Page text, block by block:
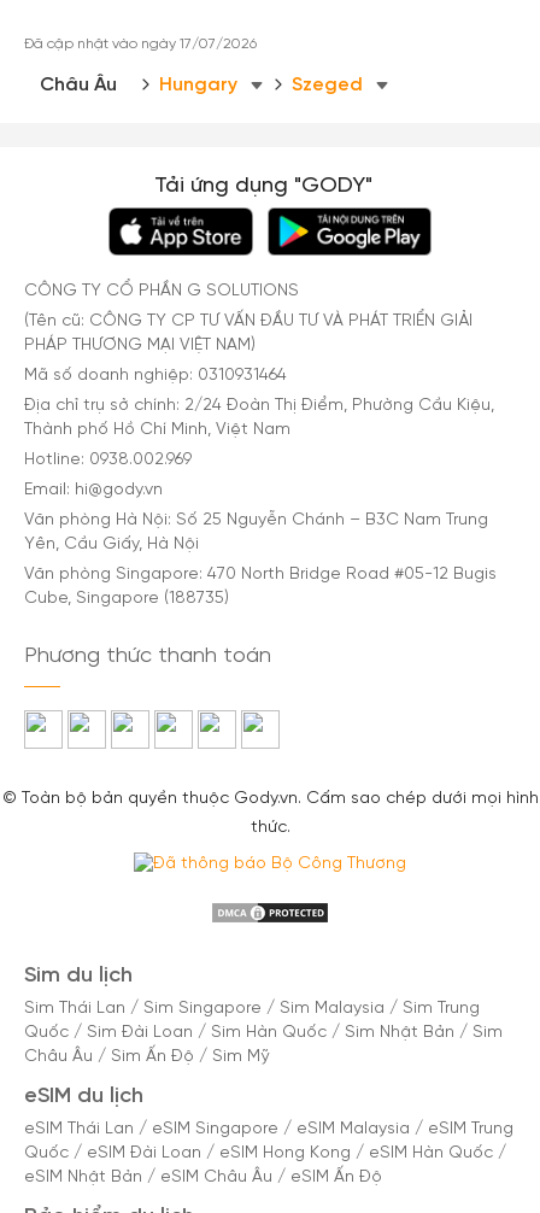
Đã cập nhật vào ngày 17/07/2026
Châu Âu Hungary Szeged
Tải ứng dụng "GODY"
CÔNG TY CỔ PHẦN G SOLUTIONS
(Tên cũ: CÔNG TY CP TƯ VẤN ĐẦU TƯ VÀ PHÁT TRIỂN GIẢI
PHÁP THƯƠNG MẠI VIỆT NAM)
Mã số doanh nghiệp: 0310931464
Địa chỉ trụ sở chính: 2/24 Đoàn Thị Điểm, Phường Cầu Kiệu,
Thành phố Hồ Chí Minh, Việt Nam
Hotline: 0938.002.969
Email: hi@gody.vn
Văn phòng Hà Nội: Số 25 Nguyễn Chánh – B3C Nam Trung
Yên, Cầu Giấy, Hà Nội
Văn phòng Singapore: 470 North Bridge Road #05-12 Bugis
Cube, Singapore (188735)
Phương thức thanh toán
© Toàn bộ bản quyền thuộc Gody.vn. Cấm sao chép dưới mọi hình
thức.
Sim du lịch
Sim Thái Lan / Sim Singapore / Sim Malaysia / Sim Trung
Quốc / Sim Đài Loan / Sim Hàn Quốc / Sim Nhật Bản / Sim
Châu Âu / Sim Ấn Độ / Sim Mỹ
eSIM du lịch
eSIM Thái Lan / eSIM Singapore / eSIM Malaysia / eSIM Trung
Quốc / eSIM Đài Loan / eSIM Hong Kong / eSIM Hàn Quốc /
eSIM Nhật Bản / eSIM Châu Âu / eSIM Ấn Độ